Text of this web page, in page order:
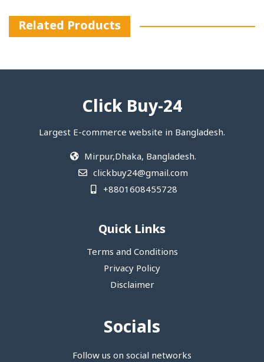
Related Products
Click Buy-24
Largest E-commerce website in Bangladesh.
Mirpur,Dhaka, Bangladesh.
clickbuy24@gmail.com
+8801608455728
Quick Links
Terms and Conditions
Privacy Policy
Disclaimer
Socials
Follow us on social networks